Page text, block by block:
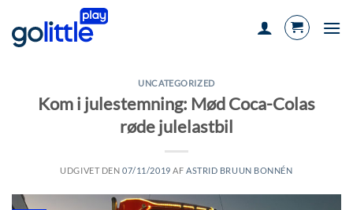
indhold
UNCATEGORIZED
Kom i julestemning: Mød Coca-Colas
røde julelastbil
UDGIVET DEN07/11/2019 AF ASTRID BRUUN BONNÉN